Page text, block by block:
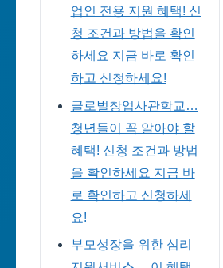
업인 전용 지원 혜택! 신
청 조건과 방법을 확인
하세요 지금 바로 확인
하고 신청하세요!
글로벌창업사관학교…
청년들이 꼭 알아야 할
혜택! 신청 조건과 방법
을 확인하세요 지금 바
로 확인하고 신청하세
요!
부모성장을 위한 심리